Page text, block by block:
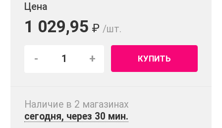
Цена
1 029,95 ₽ /шт.
- + КУПИТЬ
Наличие в 2 магазинах
сегодня, через 30 мин.